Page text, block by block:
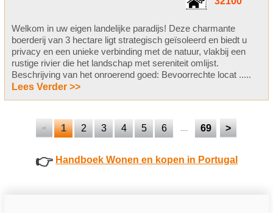
Welkom in uw eigen landelijke paradijs! Deze charmante
boerderij van 3 hectare ligt strategisch geïsoleerd en biedt u
privacy en een unieke verbinding met de natuur, vlakbij een
rustige rivier die het landschap met sereniteit omlijst.
Beschrijving van het onroerend goed: Bevoorrechte locat .....
Lees Verder >>
< 1 2 3 4 5 6 .... 69 >
👉 Handboek Wonen en kopen in Portugal